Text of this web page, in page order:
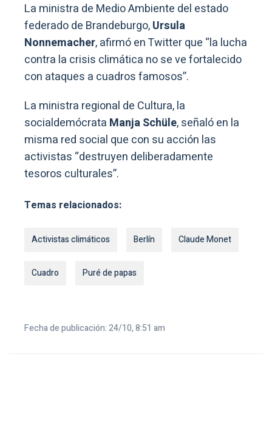
La ministra de Medio Ambiente del estado
federado de Brandeburgo,Ursula
Nonnemacher, afirmó en Twitter que “la lucha
contra la crisis climática no se ve fortalecido
con ataques a cuadros famosos”.
La ministra regional de Cultura, la
socialdemócrata Manja Schüle, señaló en la
misma red social que con su acción las
activistas “destruyen deliberadamente
tesoros culturales”.
Temas relacionados:
Activistas climáticos Berlín Claude Monet
Cuadro Puré de papas
Fecha de publicación: 24/10, 8:51 am